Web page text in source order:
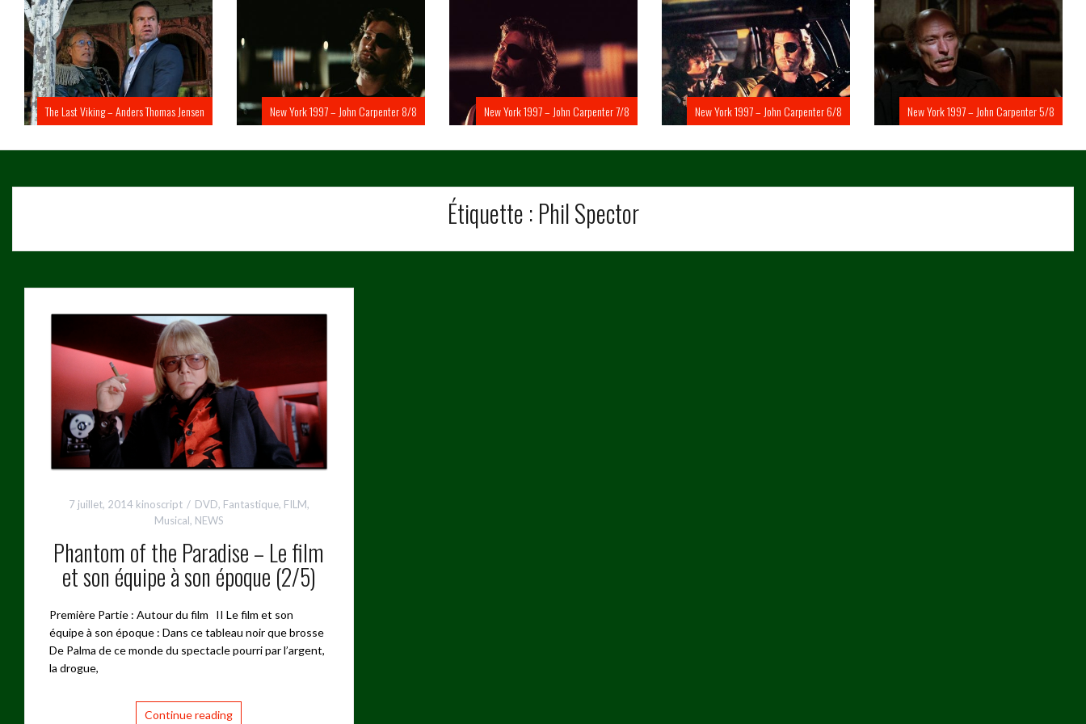
The Last Viking – Anders Thomas Jensen New York 1997 – John Carpenter 8/8 New York 1997 – John Carpenter 7/8 New York 1997 – John Carpenter 6/8 New York 1997 – John Carpenter 5/8
Étiquette : Phil Spector
7 juillet, 2014 kinoscript DVD, Fantastique, FILM,
Musical, NEWS
Phantom of the Paradise – Le film
et son équipe à son époque (2/5)
Première Partie : Autour du film II Le film et son
équipe à son époque : Dans ce tableau noir que brosse
De Palma de ce monde du spectacle pourri par l’argent,
la drogue,
Continue reading